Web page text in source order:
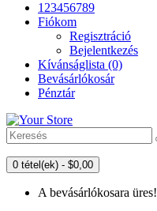
123456789
Fiókom
Regisztráció
Bejelentkezés
Kívánságlista (0)
Bevásárlókosár
Pénztár
0 tétel(ek) - $0,00
A bevásárlókosara üres!